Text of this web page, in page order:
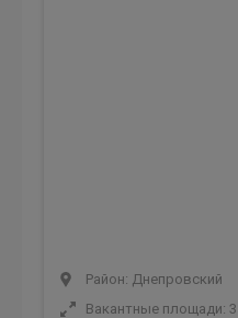
Район: Днепровский
Вакантные площади: